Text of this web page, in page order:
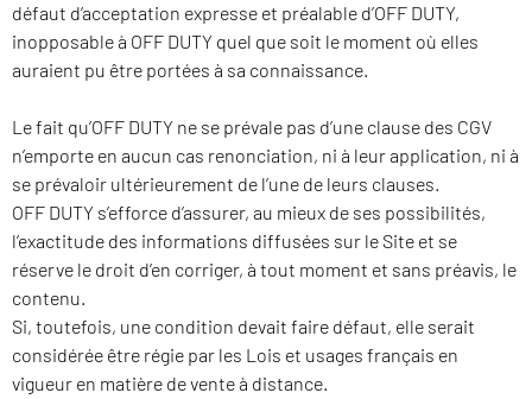
défaut d’acceptation expresse et préalable d’OFF DUTY,
inopposable à OFF DUTY quel que soit le moment où elles
auraient pu être portées à sa connaissance.
Le fait qu’OFF DUTY ne se prévale pas d’une clause des CGV
n’emporte en aucun cas renonciation, ni à leur application, ni à
se prévaloir ultérieurement de l’une de leurs clauses.
OFF DUTY s’efforce d’assurer, au mieux de ses possibilités,
l’exactitude des informations diffusées sur le Site et se
réserve le droit d’en corriger, à tout moment et sans préavis, le
contenu.
Si, toutefois, une condition devait faire défaut, elle serait
considérée être régie par les Lois et usages français en
vigueur en matière de vente à distance.